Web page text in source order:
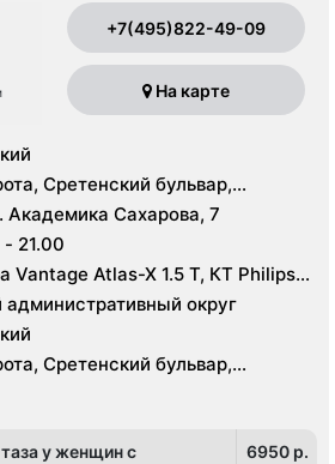
+7(495)822-49-09
На карте
Сретенский бульвар,
Академика Сахарова, 7
21.00
Vantage Atlas-X 1.5 Т, КТ Philips
УЗИ
округ
Сретенский бульвар,
у женщин с
6950 p.